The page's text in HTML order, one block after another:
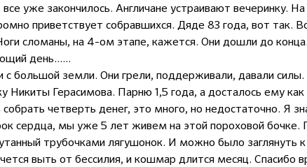
уже закончилось. Англичане устраивают вечеринку.
приветствует собравшихся. Дяде 83 года, вот так.
сломаны, на 4-ом этапе, кажется. Они дошли до
день......
большой земли. Они грели, поддерживали, давали
Герасимова. Парню 1,5 года, а досталось ему как
четверть денег, это много, но недостаточно. Я
сердца, мы уже 5 лет живем на этой пороховой
трубочками лягушонок. И можно было заглянуть
выть от бессилия, и кошмар длится месяц. Спасибо